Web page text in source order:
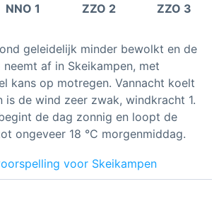
NNO 1 ZZO 2 ZZO 3
geleidelijk minder bewolkt en de
af in Skeikampen, met
kans op motregen. Vannacht koelt
is de wind zeer zwak, windkracht 1.
de dag zonnig en loopt de
ongeveer 18 °C morgenmiddag.
voor Skeikampen